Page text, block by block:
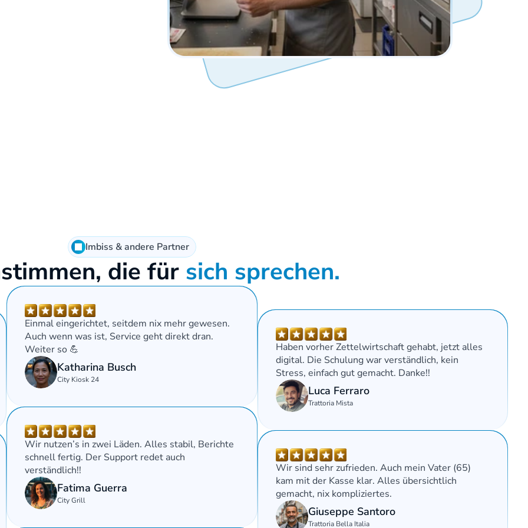
Imbiss & andere Partner
die für sich sprechen.
Einmal eingerichtet, seitdem nix mehr gewesen.
Auch wenn was ist, Service geht direkt dran.
Weiter so 💪
Katharina Busch
City Kiosk 24
Wir nutzen’s in zwei Läden. Alles stabil, Berichte
schnell fertig. Der Support redet auch
verständlich!!
Fatima Guerra
City Grill
Haben vorher Zettelwirtschaft gehabt, jetzt alles
digital. Die Schulung war verständlich, kein
Stress, einfach gut gemacht. Danke!!
Luca Ferraro
Trattoria Mista
Wir sind sehr zufrieden. Auch mein Vater (65)
kam mit der Kasse klar. Alles übersichtlich
gemacht, nix kompliziertes.
Giuseppe Santoro
Trattoria Bella Italia